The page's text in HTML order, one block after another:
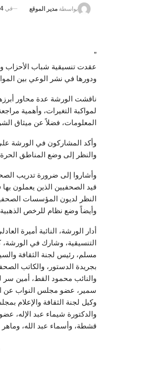
بواسطة مدير الموقع في
”
عقدت تنسيقية شباب الأحزاب
ودورها في نشر الوعي بين
ناقشت الورشة عدة محاور
لمواكبة التغيرات، وأهمية
المعلومات، فضلاً عن ميثاق
وأكد المشاركون في الورشة
والنظر إلى وضع المناطق الحرة
وأشاروا إلى ضرورة تدريب
قيد الصحفيين الذين يعملون
النظر لديون المؤسسات
وأيضاً وضع نظام للرخص الذهبية
أدار الورشة، النائبة أميرة
التنسيقية، وشارك في الورشة،
مسلم، رئيس لجنة الثقافة
بجريدة الدستور، والكاتب
والنائب محمود القط، أمين سر
سمير، عضو مجلس النواب عن
وكيل لجنة الثقافة والإعلام
والدكتورة شيماء عبد الإله،
قشطة، وأسماء عبد الله، وماهر